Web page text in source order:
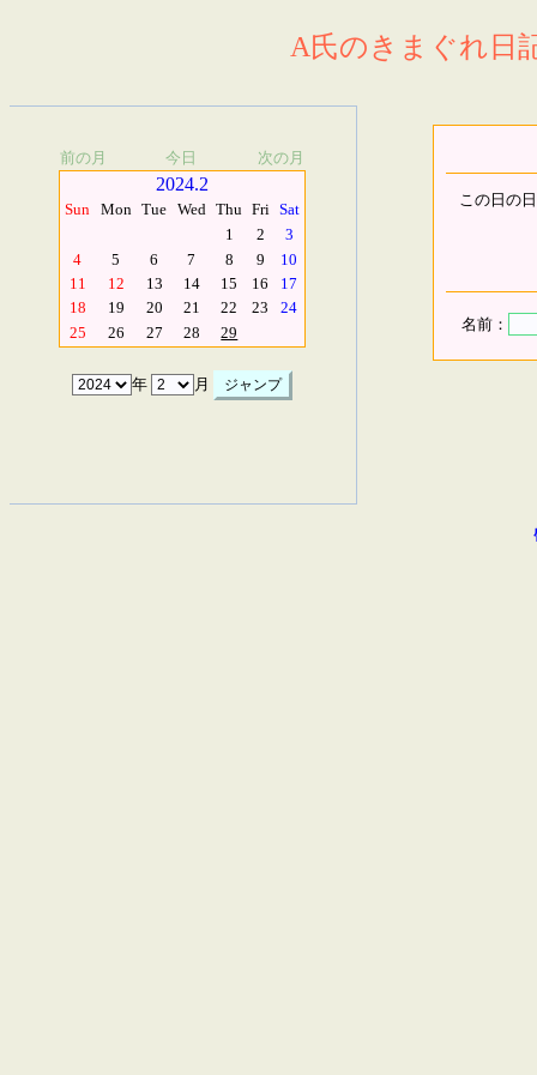
A氏のきまぐれ日
前の月 今日 次の月
2024.2
Sun Mon Tue Wed Thu Fri Sat
1
2
3
4
5 6 7 8 9
10
11
12 13 14 15 16
17
18
19 20 21 22 23
24
25
26 27 28 29
年 月
この日の
名前：